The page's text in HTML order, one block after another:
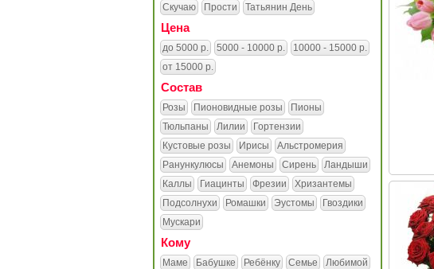
Скучаю
Прости Татьянин День
Цена
до 5000 р. 5000 - 10000 р.
10000 - 15000 р.
от 15000 р.
Состав
Розы Пионовидные розы
Пионы
Тюльпаны
Лилии
Гортензии
Кустовые розы
Ирисы
Альстромерия
Ранункулюсы
Анемоны Сирень
Ландыши
Каллы
Гиацинты Фрезии
Хризантемы
Подсолнухи
Ромашки Эустомы
Гвоздики
Мускари
Кому
Маме Бабушке Ребёнку Семье
Любимой